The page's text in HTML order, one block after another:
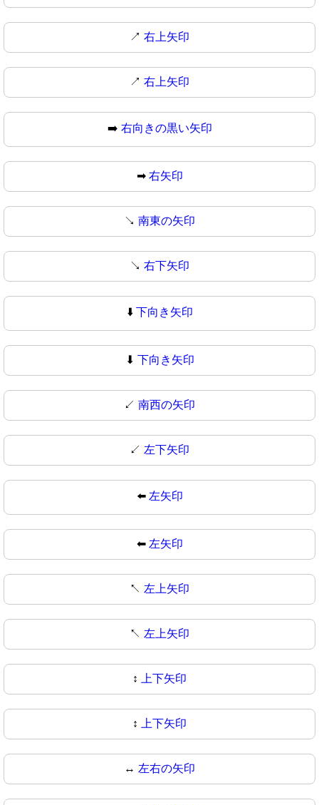
↗️ 右上矢印
↗ 右上矢印
➡️ 右向きの黒い矢印
➡ 右矢印
↘️ 南東の矢印
↘ 右下矢印
⬇️ 下向き矢印
⬇ 下向き矢印
↙️ 南西の矢印
↙ 左下矢印
⬅️ 左矢印
⬅ 左矢印
↖️ 左上矢印
↖ 左上矢印
↕️ 上下矢印
↕ 上下矢印
↔️ 左右の矢印